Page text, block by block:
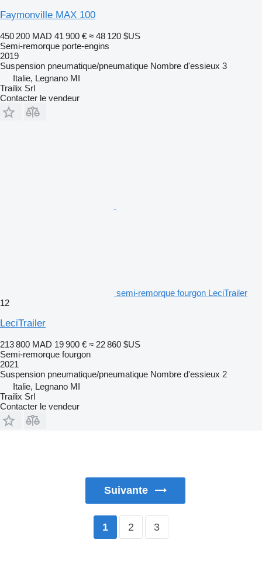
Faymonville MAX 100
450 200 MAD 41 900 € ≈ 48 120 $US
Semi-remorque porte-engins
2019
Suspension pneumatique/pneumatique Nombre d'essieux 3
Italie, Legnano MI
Trailix Srl
Contacter le vendeur
semi-remorque fourgon LeciTrailer
12
LeciTrailer
213 800 MAD 19 900 € ≈ 22 860 $US
Semi-remorque fourgon
2021
Suspension pneumatique/pneumatique Nombre d'essieux 2
Italie, Legnano MI
Trailix Srl
Contacter le vendeur
Suivante
1 2 3